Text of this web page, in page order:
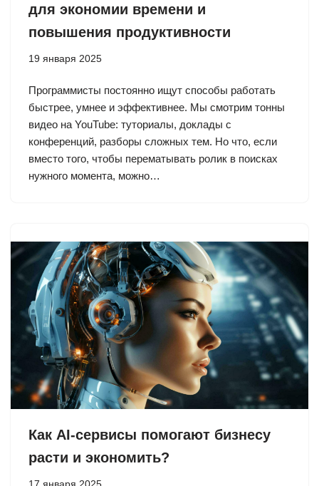
для экономии времени и
повышения продуктивности
19 января 2025
Программисты постоянно ищут способы работать
быстрее, умнее и эффективнее. Мы смотрим тонны
видео на YouTube: туториалы, доклады с
конференций, разборы сложных тем. Но что, если
вместо того, чтобы перематывать ролик в поисках
нужного момента, можно…
Как AI-сервисы помогают бизнесу
расти и экономить?